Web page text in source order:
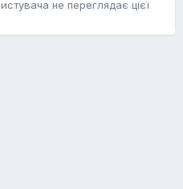
не переглядає цієї